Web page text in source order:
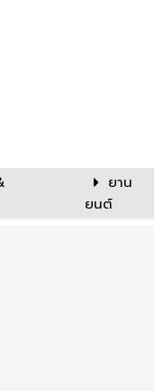
ยาน
ยนต์